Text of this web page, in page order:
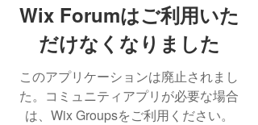
Wix Forumはご利用いた
だけなくなりました
このアプリケーションは廃止されまし
た。コミュニティアプリが必要な場合
は、Wix Groupsをご利用ください。